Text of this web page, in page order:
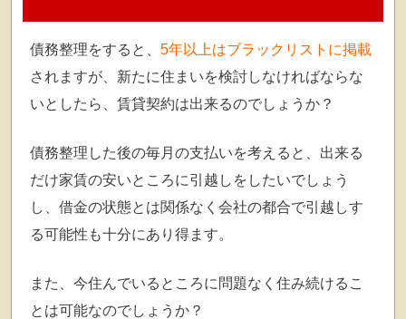
債務整理をすると、 5年以上はブラックリストに掲載
されますが、新たに住まいを検討しなければならな
いとしたら、賃貸契約は出来るのでしょうか？
債務整理した後の毎月の支払いを考えると、出来る
だけ家賃の安いところに引越しをしたいでしょう
し、借金の状態とは関係なく会社の都合で引越しす
る可能性も十分にあり得ます。
また、今住んでいるところに問題なく住み続けるこ
とは可能なのでしょうか？